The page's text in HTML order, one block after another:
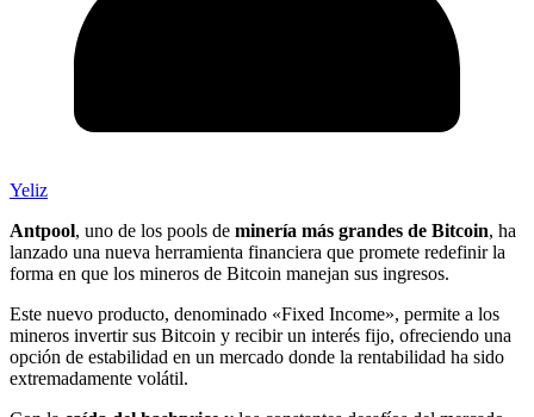
Yeliz
Antpool, uno de los pools de minería más grandes de Bitcoin, ha
lanzado una nueva herramienta financiera que promete redefinir la
forma en que los mineros de Bitcoin manejan sus ingresos.
Este nuevo producto, denominado «Fixed Income», permite a los
mineros invertir sus Bitcoin y recibir un interés fijo, ofreciendo una
opción de estabilidad en un mercado donde la rentabilidad ha sido
extremadamente volátil.